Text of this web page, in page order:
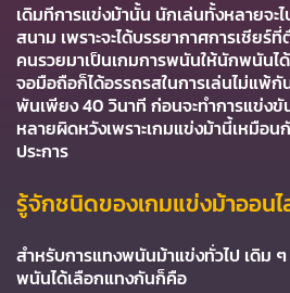
เดิมทีการแข่งม้านั้น นักเล่นทั้งหลายจะ
สนาม เพราะจะได้บรรยากาศการเชียร์ที่
คนรวยมาเป็นเกมการพนันให้นักพนันไ
จอมือถือก็ได้อรรถรสในการเล่นไม่แพ้กั
พันเพียง40 วินาที ก่อนจะทำการแข่ง
หลายผิดหวังเพราะเกมแข่งม้านี้เหมือ
ประการ
รู้จักชนิดของเกมแข่งม้าออน
สำหรับการแทงพนันม้าแข่งทั่วไป เดิม ๆ
พนันได้เลือกแทงกันก็คือ